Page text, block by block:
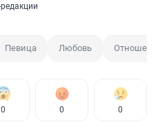
Певица Любовь
0 0 0